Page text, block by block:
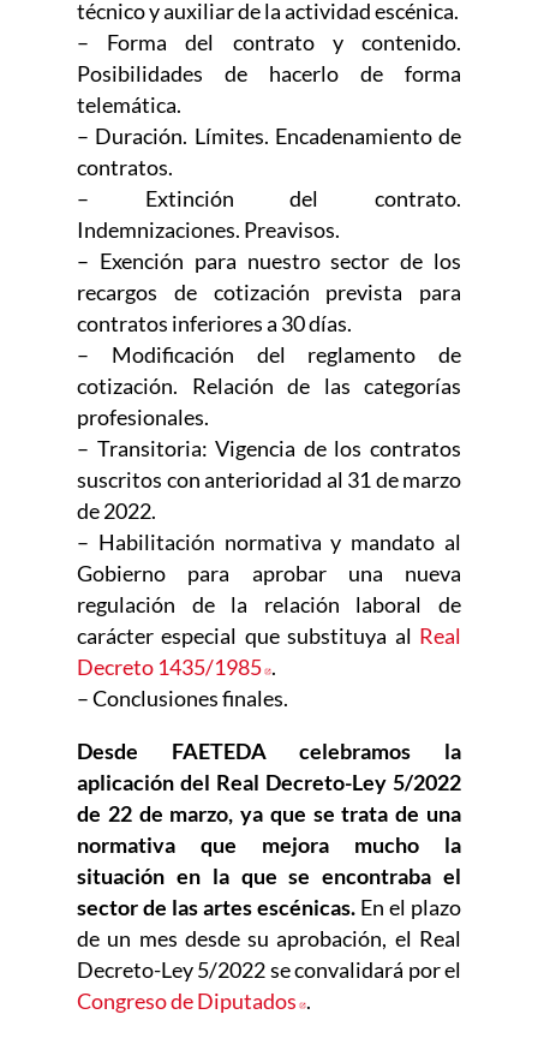
técnico y auxiliar de la actividad escénica.
– Forma del contrato y contenido.
Posibilidades de hacerlo de forma
telemática.
– Duración. Límites. Encadenamiento de
contratos.
– Extinción del contrato.
Indemnizaciones. Preavisos.
– Exención para nuestro sector de los
recargos de cotización prevista para
contratos inferiores a 30 días.
– Modificación del reglamento de
cotización. Relación de las categorías
profesionales.
– Transitoria: Vigencia de los contratos
suscritos con anterioridad al 31 de marzo
de 2022.
– Habilitación normativa y mandato al
Gobierno para aprobar una nueva
regulación de la relación laboral de
carácter especial que substituya al Real
Decreto 1435/1985 Abre en nueva ventana
.
– Conclusiones finales.
Desde FAETEDA celebramos la
aplicación del Real Decreto-Ley 5/2022
de 22 de marzo, ya que se trata de una
normativa que mejora mucho la
situación en la que se encontraba el
sector de las artes escénicas. En el plazo
de un mes desde su aprobación, el Real
Decreto-Ley 5/2022 se convalidará por el
Congreso de Diputados Abre en nueva ventana
.